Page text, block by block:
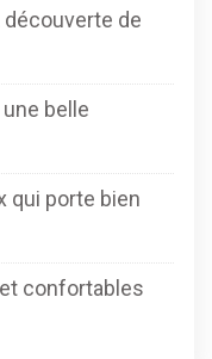
découverte de
belle
qui porte bien
confortables